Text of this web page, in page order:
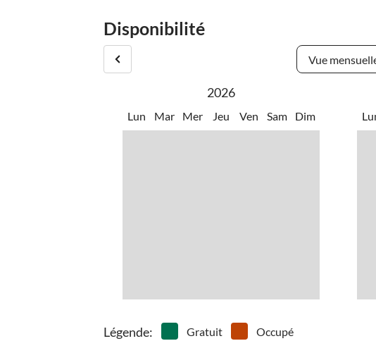
Disponibilité
Vue
2026
Lun Mar Mer Jeu Ven Sam Dim
Légende: Gratuit Occupé